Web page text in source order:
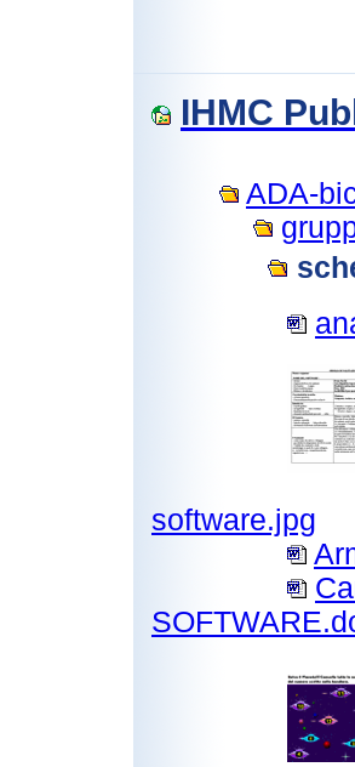
IHMC
ADA-
software.jpg